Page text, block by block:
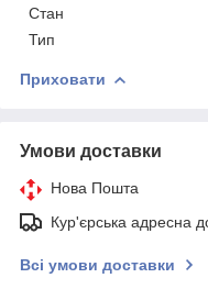
Стан
Тип
Приховати
Умови доставки
Нова Пошта
Кур'єрська адресна
Всі умови доставки